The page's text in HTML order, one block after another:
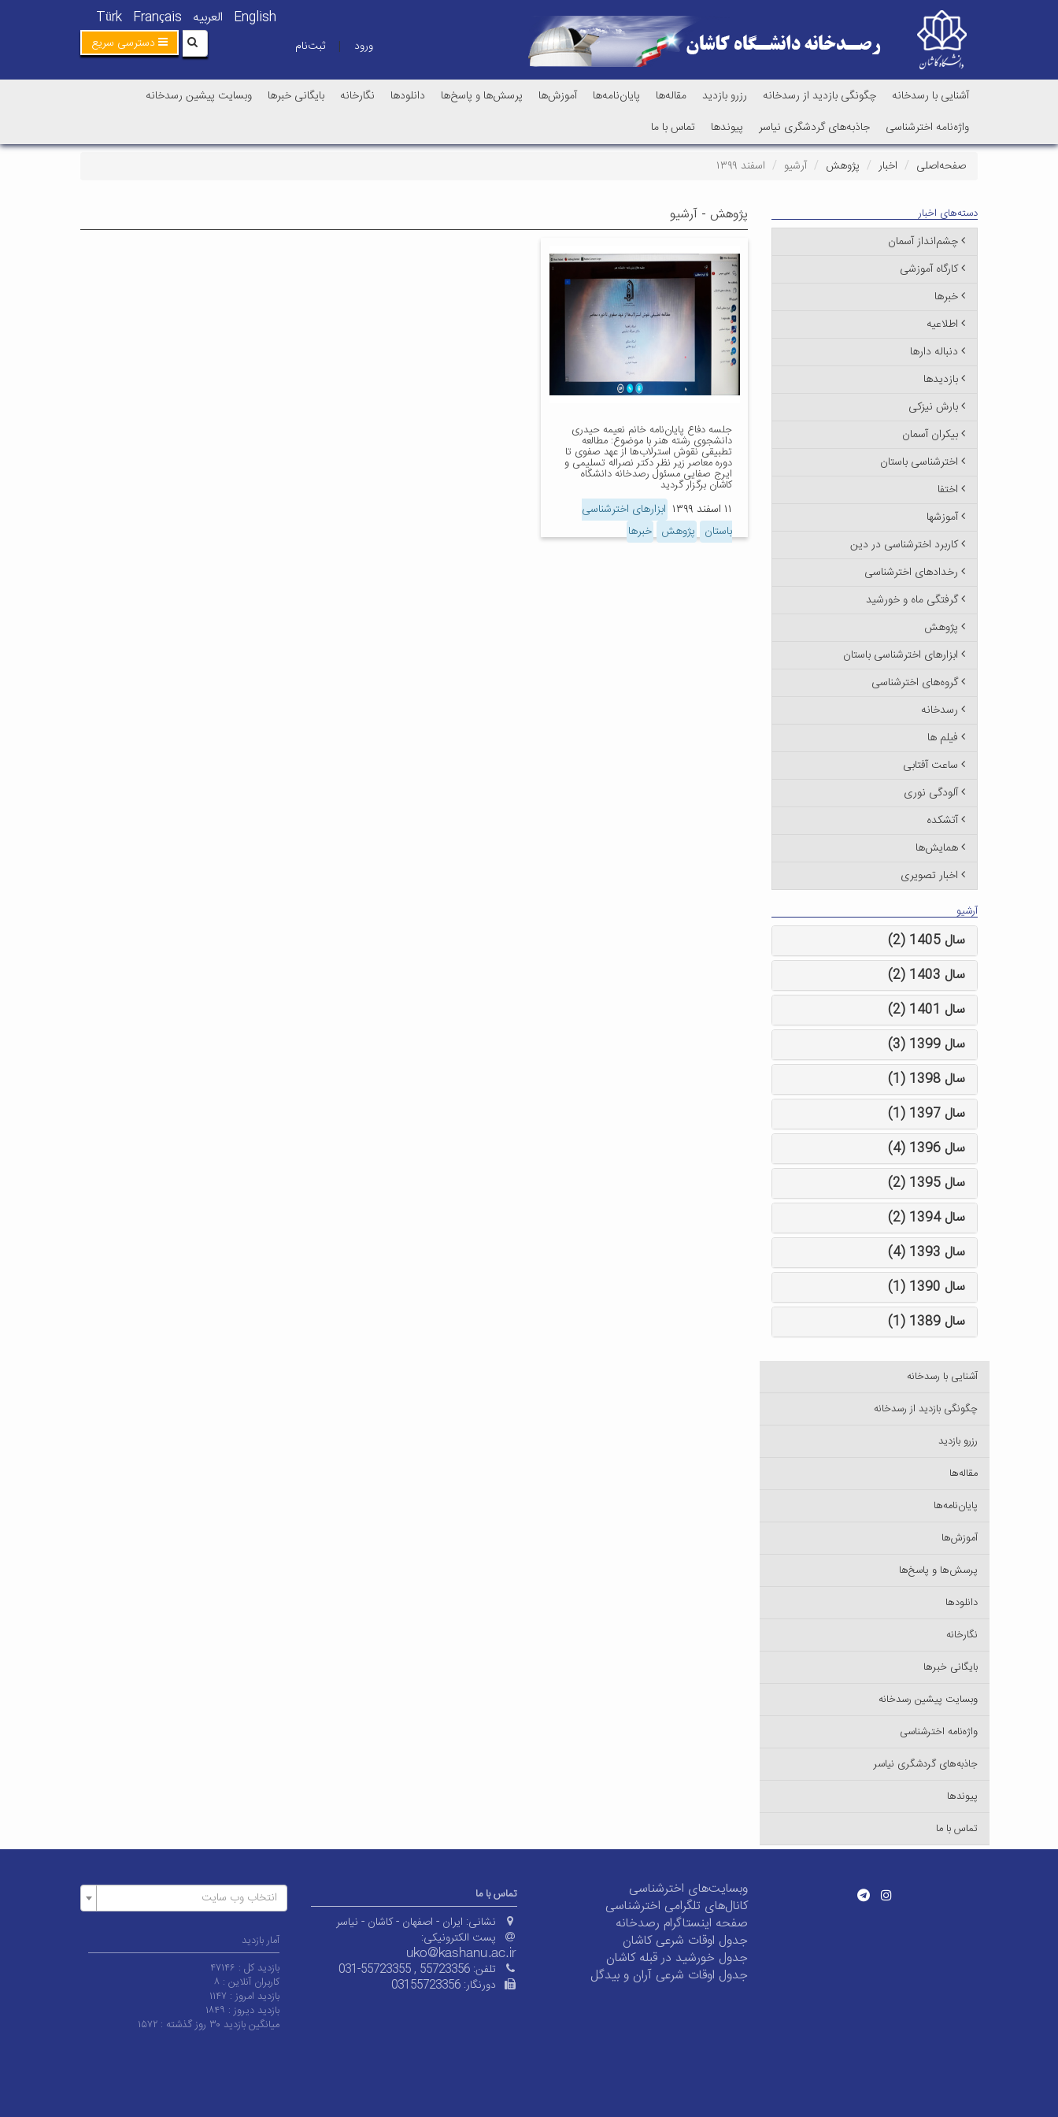
English العربیه Français
Türk
ورود | ثبت‌نام دسترسی سریع
آشنایی با رسدخانه چگونگی بازدید از رسدخانه رزرو بازدید مقاله‌ها پایان‌نامه‌ها آموزش‌ها پرسش‌ها و پاسخ‌ها دانلودها نگارخانه بایگانی خبرها
وبسایت پیشین رسدخانه
واژه‌نامه اخترشناسی
جاذبه‌های گردشگری نیاسر پیوندها تماس با ما
صفحه‌اصلی اخبار پژوهش آرشیو اسفند ۱۳۹۹
پژوهش - آرشیو
جلسه دفاع پایان‌نامه خانم نعیمه حیدری
دانشجوی رشته هنر با موضوع: مطالعه
تطبیقی نقوش استرلاب‌ها از عهد صفوی تا
دوره معاصر زیر نظر دکتر نصراله تسلیمی و
ایرج صفایی مسئول رصدخانه دانشگاه
کاشان برگزار گردید
۱۱ اسفند ۱۳۹۹
ابزارهای اخترشناسی
باستان پژوهش خبرها
دسته‌های اخبار
چشم‌انداز آسمان
کارگاه آموزشی
خبرها
اطلاعیه
دنباله دارها
بازدیدها
بارش نیزکی
بیکران آسمان
اخترشناسی باستان
اختفا
آموزشها
کاربرد اخترشناسی در دین
رخدادهای اخترشناسی
گرفتگی ماه و خورشید
پژوهش
ابزارهای اخترشناسی باستان
گروه‌های اخترشناسی
رسدخانه
فیلم ها
ساعت آفتابی
آلودگی نوری
آتشکده
همایش‌ها
اخبار تصویری
آرشیو
سال 1405 (2)
سال 1403 (2)
سال 1401 (2)
سال 1399 (3)
سال 1398 (1)
سال 1397 (1)
سال 1396 (4)
سال 1395 (2)
سال 1394 (2)
سال 1393 (4)
سال 1390 (1)
سال 1389 (1)
آشنایی با رسدخانه
چگونگی بازدید از رسدخانه
رزرو بازدید
مقاله‌ها
پایان‌نامه‌ها
آموزش‌ها
پرسش‌ها و پاسخ‌ها
دانلودها
نگارخانه
بایگانی خبرها
وبسایت پیشین رسدخانه
واژه‌نامه اخترشناسی
جاذبه‌های گردشگری نیاسر
پیوندها
تماس با ما
وبسایت‌های اخترشناسی
کانال‌های تلگرامی اخترشناسی
صفحه اینستاگرام رصدخانه
جدول اوقات شرعی کاشان
جدول خورشید در قبله کاشان
جدول اوقات شرعی آران و بیدگل
تماس با ما
نشانی: ایران - اصفهان - کاشان - نیاسر
پست الکترونیکی:
تلفن: 031-55723355 , 55723356
دورنگار: 03155723356
انتخاب وب سایت
آمار بازدید
بازدید کل : ۴۷۱۴۶
کاربران آنلاین : ۸
بازدید امروز : ۱۱۴۷
بازدید دیروز : ۱۸۴۹
میانگین بازدید ۳۰ روز گذشته :
۱۵۷۲